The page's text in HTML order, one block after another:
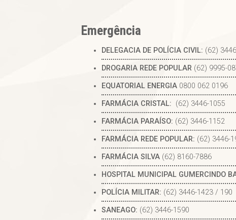
Emergência
DELEGACIA DE POLÍCIA CIVIL: (62)
DROGARIA REDE POPULAR (62) 9995-
EQUATORIAL ENERGIA 0800 062 0196
FARMÁCIA CRISTAL: (62) 3446-1055
FARMÁCIA PARAÍSO: (62) 3446-1152
FARMÁCIA REDE POPULAR: (62) 3446-
FARMÁCIA SILVA (62) 8160-7886
HOSPITAL MUNICIPAL GUMERCINDO
POLÍCIA MILITAR: (62) 3446-1423 / 190
SANEAGO: (62) 3446-1590